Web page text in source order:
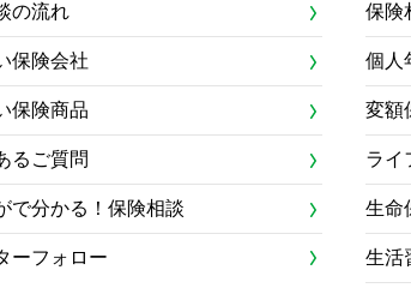
の流れ
保険会社
保険商品
るご質問
で分かる！保険相談
ーフォロー
保険
個人
変額
ライ
生命
生活